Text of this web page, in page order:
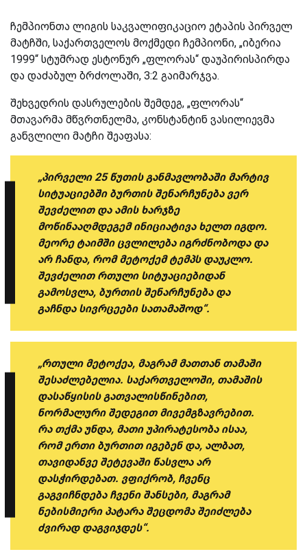
ჩემპიონთა ლიგის საკვალიფიკაციო ეტაპის პირველ
მატჩში, საქართველოს მოქმედი ჩემპიონი, „იბერია
1999“ სტუმრად ესტონურ „ფლორას“ დაუპირისპირდა
და დაძაბულ ბრძოლაში, 3:2 გაიმარჯვა.
შეხვედრის დასრულების შემდეგ, „ფლორას“
მთავარმა მწვრთნელმა, კონსტანტინ ვასილიევმა
განვლილი მატჩი შეაფასა:
„პირველი 25 წუთის განმავლობაში მარტივ
სიტუაციებში ბურთის შენარჩუნება ვერ
შევძელით და ამის ხარჯზე
მოწინააღმდეგემ ინიციატივა ხელთ იგდო.
მეორე ტაიმში ცვლილება იგრძნობოდა და
არ ჩანდა, რომ მეტოქემ ტემპს დაუკლო.
შევძელით რთული სიტუაციებიდან
გამოსვლა, ბურთის შენარჩუნება და
გაჩნდა სივრცეები სათამაშოდ“.
„რთული მეტოქეა, მაგრამ მათთან თამაში
შესაძლებელია. საქართველოში, თამაშის
დასაწყისის გათვალისწინებით,
ნორმალური შედეგით მივემგზავრებით.
რა თქმა უნდა, მათი უპირატესობა ისაა,
რომ ერთი ბურთით იგებენ და, ალბათ,
თავიდანვე შეტევაში წასვლა არ
დასჭირდებათ. ვფიქრობ, ჩვენც
გაგვიჩნდება ჩვენი შანსები, მაგრამ
ნებისმიერი პატარა შეცდომა შეიძლება
ძვირად დაგვიჯდეს“.